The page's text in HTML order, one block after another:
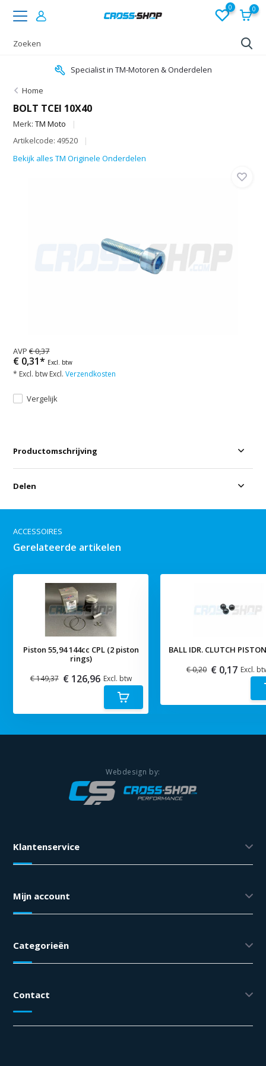
0 0
Specialist in TM-Motoren & Onderdelen
Home
BOLT TCEI 10X40
Merk:TM Moto
Artikelcode: 49520
Bekijk alles TM Originele Onderdelen
AVP€ 0,37
€ 0,31* Excl. btw
* Excl. btw Excl.Verzendkosten
Vergelijk
Productomschrijving
Delen
ACCESSOIRES
Gerelateerde artikelen
Piston 55,94 144cc CPL (2 piston
rings)
€ 149,37 € 126,96 Excl. btw
BALL IDR. CLUTCH
€ 0,20 € 0,17 Excl.
Klantenservice
Mijn account
Categorieën
Contact